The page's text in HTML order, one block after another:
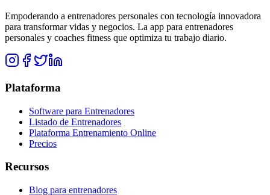
Empoderando a entrenadores personales con tecnología innovadora
para transformar vidas y negocios. La app para entrenadores
personales y coaches fitness que optimiza tu trabajo diario.
Plataforma
Software para Entrenadores
Listado de Entrenadores
Plataforma Entrenamiento Online
Precios
Recursos
Blog para entrenadores